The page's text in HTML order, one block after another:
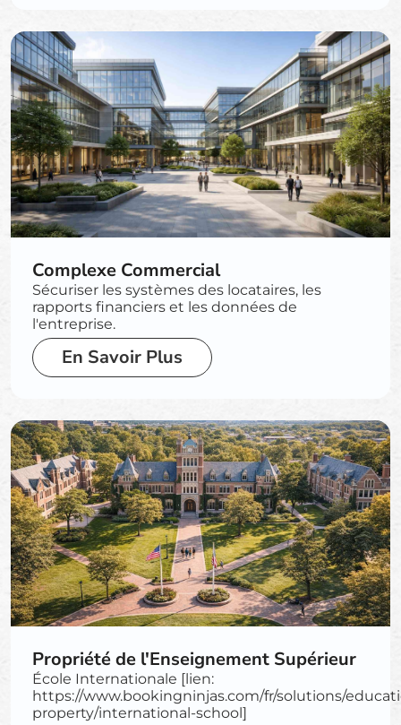
Complexe Commercial
Sécuriser les systèmes des locataires, les
rapports financiers et les données de
l'entreprise.
En Savoir Plus
Propriété de l'Enseignement Supérieur
École Internationale [lien:
https://www.bookingninjas.com/fr/solutions/
property/international-school]